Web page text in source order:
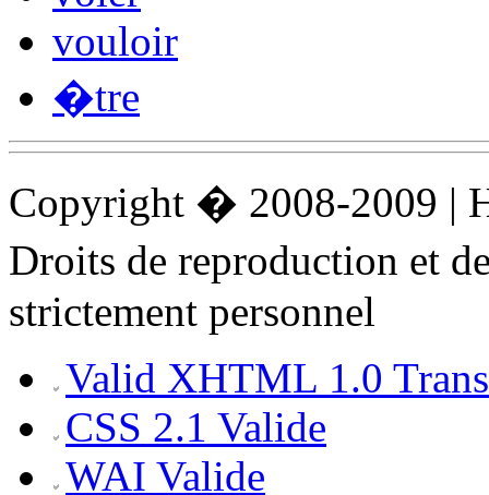
vouloir
�tre
Copyright � 2008-2009 |
Droits de reproduction et
strictement personnel
Valid XHTML 1.0
CSS 2.1 Valide
WAI Valide